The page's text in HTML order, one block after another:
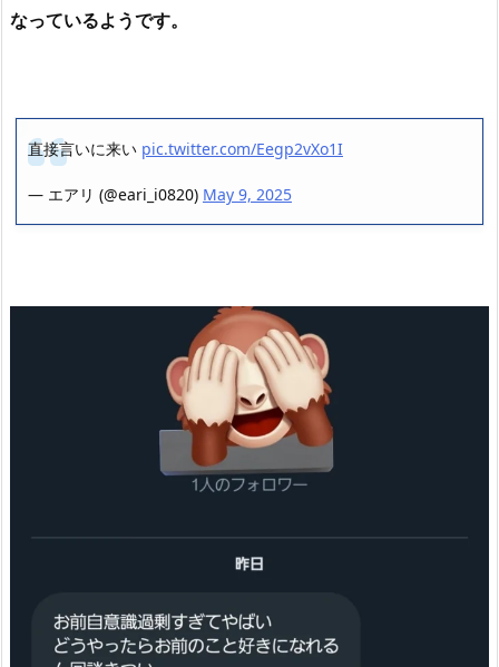
なっているようです。
直接言いに来い pic.twitter.com/Eegp2vXo1I
— エアリ (@eari_i0820) May 9, 2025